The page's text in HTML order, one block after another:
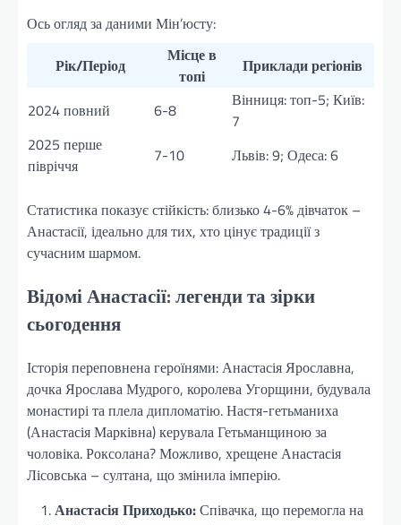
Ось огляд за даними Мін’юсту:
Рік/Період
Місце в
топі
Приклади регіонів
2024 повний 6-8
Вінниця: топ-5; Київ:
7
2025 перше
півріччя
7-10 Львів: 9; Одеса: 6
Статистика показує стійкість: близько 4-6% дівчаток –
Анастасії, ідеально для тих, хто цінує традиції з
сучасним шармом.
Відомі Анастасії: легенди та зірки
сьогодення
Історія переповнена героїнями: Анастасія Ярославна,
дочка Ярослава Мудрого, королева Угорщини, будувала
монастирі та плела дипломатію. Настя-гетьманиха
(Анастасія Марківна) керувала Гетьманщиною за
чоловіка. Роксолана? Можливо, хрещене Анастасія
Лісовська – султана, що змінила імперію.
Анастасія Приходько:Співачка, що перемогла на